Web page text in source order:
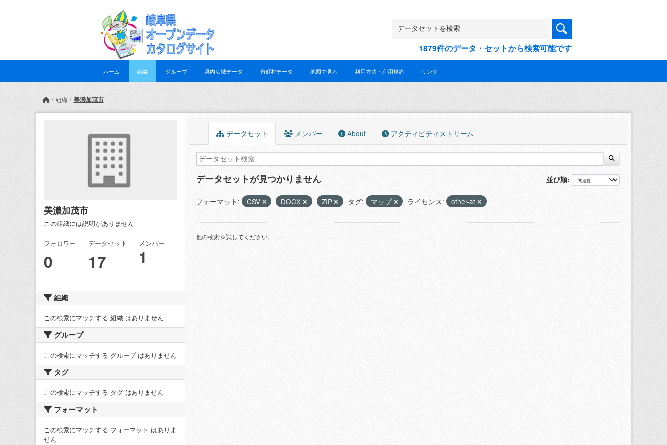
1879件のデータ・セットから検索可能です
ホーム 組織 グループ 県内広域データ 市町村データ 地図で見る 利用方法・利用規約 リンク
組織 美濃加茂市
美濃加茂市
この組織には説明がありません
フォロワー
0
データセット
17
メンバー
1
組織
この検索にマッチする 組織 はありません
グループ
この検索にマッチする グループ はありません
タグ
この検索にマッチする タグ はありません
フォーマット
この検索にマッチする フォーマット はありま
せん
データセット メンバー About アクティビティストリーム
並び順
データセットが見つかりません
フォーマット: CSV DOCX ZIP タグ: マップ ライセンス: other-at
他の検索を試してください。